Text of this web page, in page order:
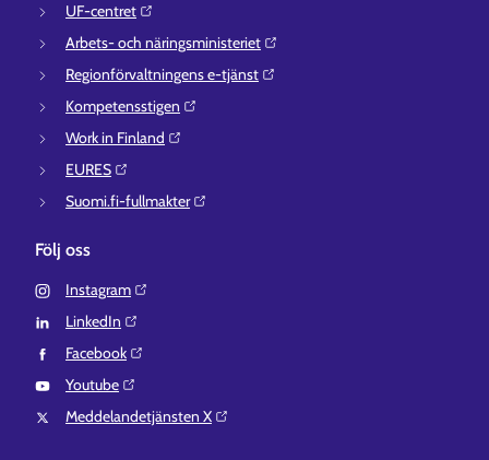
UF-centret⁠
Arbets- och näringsministeriet⁠
Regionförvaltningens e-tjänst⁠
Kompetensstigen⁠
Work in Finland⁠
EURES⁠
Suomi.fi-fullmakter⁠
Följ oss
Instagram⁠
LinkedIn⁠
Facebook⁠
Youtube⁠
Meddelandetjänsten X⁠